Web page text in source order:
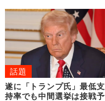
話題
遂に「トランプ氏」最低支
持率でも中間選挙は接戦予